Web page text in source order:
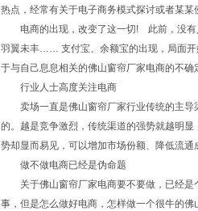
热点，经常有关于电子商务模式探讨或者某某
电商的出现，改变了这一切! 此前，没有
羽翼未丰…… 支付宝、余额宝的出现，局面开
于与自己息息相关的佛山窗帘厂家电商的不
行业人士高度关注电商
卖场一直是佛山窗帘厂家行业传统的主导
的。越是竞争激烈，传统渠道的强势就越明
势却显而易见，可以增加市场份额、降低流通
做不做电商已经是伪命题
关于佛山窗帘厂家电商要不要做，已经是
事，但是怎么做好电商，怎样做一个很牛的